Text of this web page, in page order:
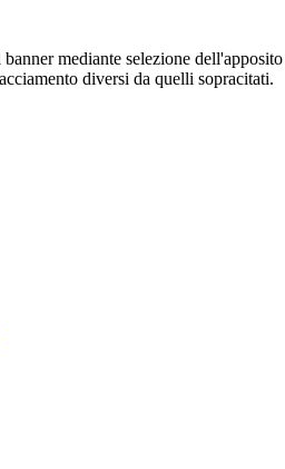
mediante selezione
diversi da quelli sopracitati.